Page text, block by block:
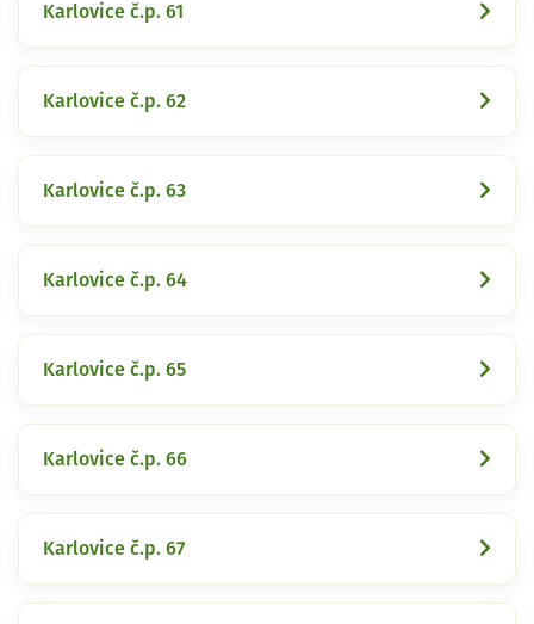
Karlovice č.p. 61
Karlovice č.p. 62
Karlovice č.p. 63
Karlovice č.p. 64
Karlovice č.p. 65
Karlovice č.p. 66
Karlovice č.p. 67